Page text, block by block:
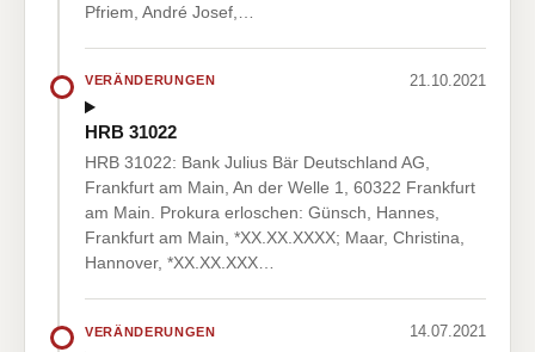
Pfriem, André Josef,…
VERÄNDERUNGEN 21.10.2021
HRB 31022
HRB 31022: Bank Julius Bär Deutschland AG,
Frankfurt am Main, An der Welle 1, 60322 Frankfurt
am Main. Prokura erloschen: Günsch, Hannes,
Frankfurt am Main, *XX.XX.XXXX; Maar, Christina,
Hannover, *XX.XX.XXX…
VERÄNDERUNGEN 14.07.2021